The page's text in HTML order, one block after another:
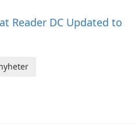
Reader DC Updated to